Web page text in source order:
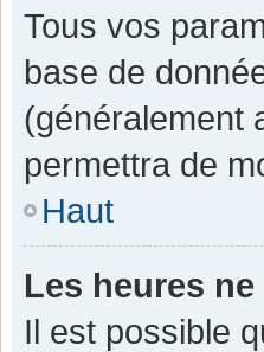
Tous vos
base de
(généralement
permettra de
Haut
Les heures
Il est possible